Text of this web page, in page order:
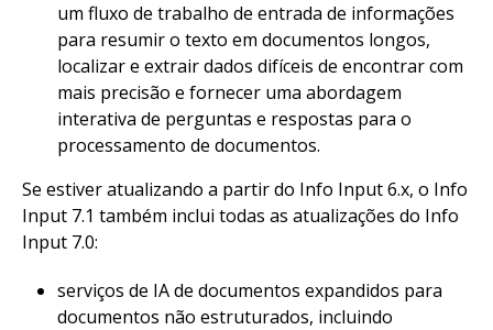
um fluxo de trabalho de entrada de informações
para resumir o texto em documentos longos,
localizar e extrair dados difíceis de encontrar com
mais precisão e fornecer uma abordagem
interativa de perguntas e respostas para o
processamento de documentos.
Se estiver atualizando a partir do Info Input 6.x, o Info
Input 7.1 também inclui todas as atualizações do Info
Input 7.0:
serviços de IA de documentos expandidos para
documentos não estruturados, incluindo